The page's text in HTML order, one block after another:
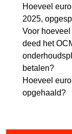
Hoeveel
2025,
Voor
deed het
betalen?
Hoeveel
opgehaald?